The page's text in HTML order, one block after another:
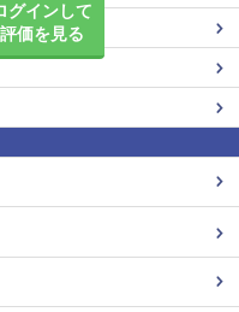
グインして
評価を見る